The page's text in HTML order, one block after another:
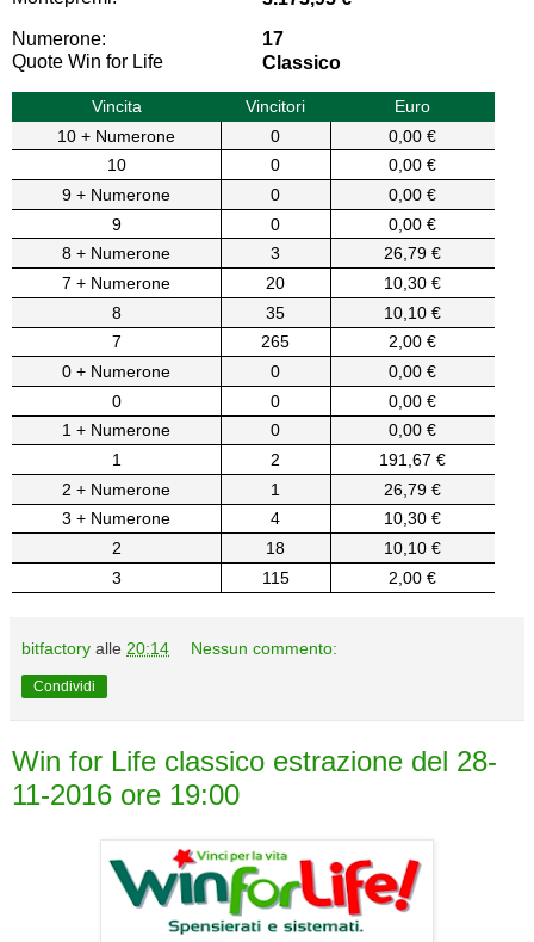
Numerone:
17
Quote Win for Life
Classico
Vincita Vincitori
Euro
10 + Numerone
0
0,00 €
10
0
0,00 €
9 + Numerone
0
0,00 €
9
0
0,00 €
8 + Numerone
3
26,79 €
7 + Numerone
20
10,30 €
8
35
10,10 €
7
265
2,00 €
0 + Numerone
0
0,00 €
0
0
0,00 €
1 + Numerone
0
0,00 €
1
2
191,67 €
2 + Numerone
1
26,79 €
3 + Numerone
4
10,30 €
2
18
10,10 €
3
115 2,00 €
bitfactory alle 20:14 Nessun commento:
Condividi
Win for Life classico estrazione del 28-
11-2016 ore 19:00